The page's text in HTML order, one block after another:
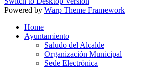
Powered by Warp Theme Framework
Home
Ayuntamiento
Saludo del Alcalde
Organización Municipal
Sede Electrónica